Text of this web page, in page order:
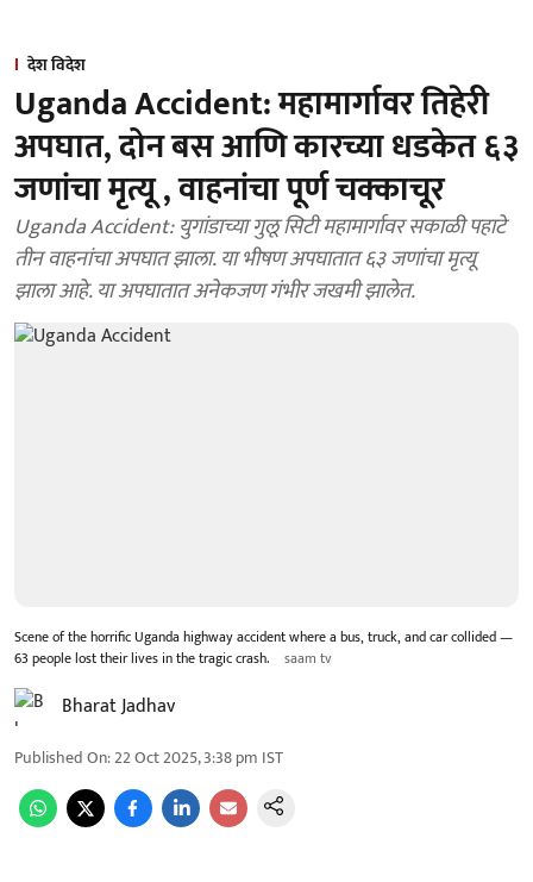
देश विदेश
Uganda Accident: महामार्गावर तिहेरी
अपघात, दोन बस आणि कारच्या धडकेत ६३
जणांचा मृत्यू , वाहनांचा पूर्ण चक्काचूर
Uganda Accident: युगांडाच्या गुलू सिटी महामार्गावर सकाळी पहाटे
तीन वाहनांचा अपघात झाला. या भीषण अपघातात ६३ जणांचा मृत्यू
झाला आहे. या अपघातात अनेकजण गंभीर जखमी झालेत.
Scene of the horrific Uganda highway accident where a bus, truck, and car collided —
63 people lost their lives in the tragic crash.
saam tv
Bharat Jadhav
Published On:22 Oct 2025, 3:38 pm IST